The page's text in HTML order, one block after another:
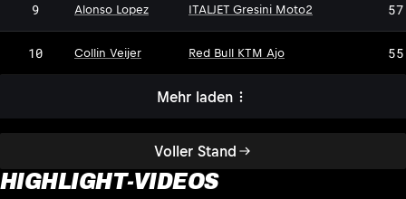
Voller Stand
9 Alonso Lopez ITALJET Gresini Moto2
10 Collin Veijer Red Bull KTM Ajo
Mehr laden
HIGHLIGHT-VIDEOS